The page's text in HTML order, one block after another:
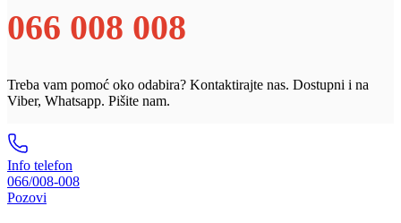
066 008 008
Treba vam pomoć oko odabira? Kontaktirajte nas. Dostupni i na
Viber, Whatsapp. Pišite nam.
Info telefon
066/008-008
Pozovi